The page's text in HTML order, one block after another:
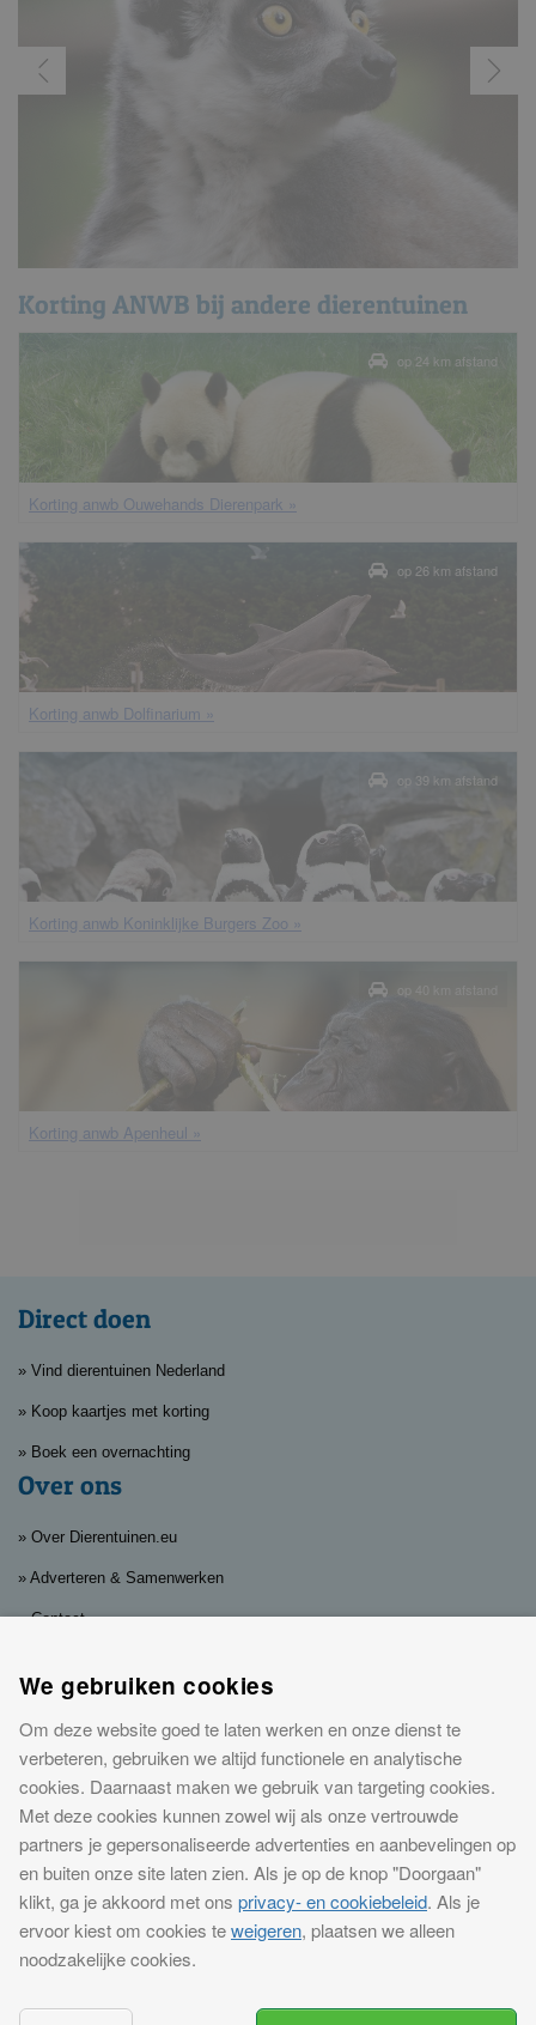
Korting ANWB bij andere dierentuinen
op 24 km afstand
korting anwb Ouwehands Dierenpark »
op 26 km afstand
korting anwb Dolfinarium »
op 39 km afstand
korting anwb Koninklijke Burgers Zoo »
korting anwb Apenheul »
Direct doen
» Vind dierentuinen Nederland
» Koop kaartjes met korting
» Boek een overnachting
Over ons
» Over Dierentuinen.eu
» Adverteren & Samenwerken
» Contact
Leuke dagjes en nachtjes weg bij
dierentuinen
OpDierentuinen.euvind je de leukste dierentuinen in Nederland en in
Europa. Koop eenvoudigdierentuin kaartjes met kortingen bespaar
eenvoudig. En wil je je uitje echt speciaal maken? Bekijk dan de
mogelijkheden om in de buurt van een dierentuin te overnachten. Van
eenhotel dichtbij de dierentuin tot eenbungalowpark. Dat is genieten
voor jong en oud!
We gebruiken cookies
Om deze website goed te laten werken en onze dienst te
verbeteren, gebruiken we altijd functionele en analytische
cookies. Daarnaast maken we gebruik van targeting cookies.
Met deze cookies kunnen zowel wij als onze vertrouwde
partners je gepersonaliseerde advertenties en aanbevelingen op
en buiten onze site laten zien. Als je op de knop "Doorgaan"
klikt, ga je akkoord met ons privacy- en cookiebeleid. Als je
ervoor kiest om cookies teweigeren, plaatsen we alleen
noodzakelijke cookies.